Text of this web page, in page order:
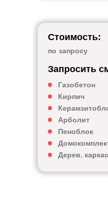
Стоимость:
по запросу
Запросить
Газобетон
Кирпич
Арболит
Пеноблок
Дерев. каркас